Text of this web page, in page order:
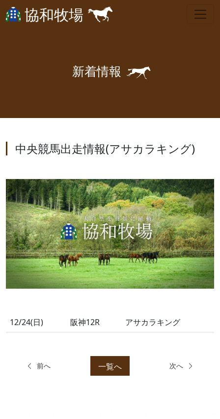
協和牧場
新着情報 🐎
中央競馬出走情報(アサカラキング)
12/24(日) 阪神12R アサカラキング
前へ 一覧へ 次へ